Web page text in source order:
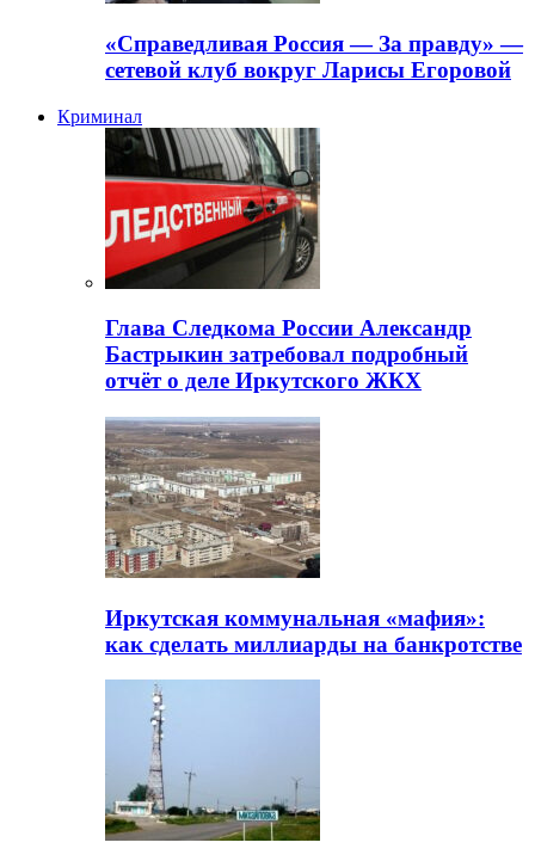
«Справедливая Россия — За правду» —
сетевой клуб вокруг Ларисы Егоровой
Криминал
Глава Следкома России Александр
Бастрыкин затребовал подробный
отчёт о деле Иркутского ЖКХ
Иркутская коммунальная «мафия»:
как сделать миллиарды на банкротстве